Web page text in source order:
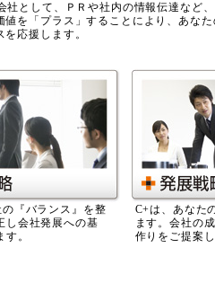
社として、ＰＲや社内の情報伝達など
を「プラス」することにより、あなた
応援します。
『バランス』を整
し会社発展への基
。
C+は、あなた
ます。会社の
作りをご提案し